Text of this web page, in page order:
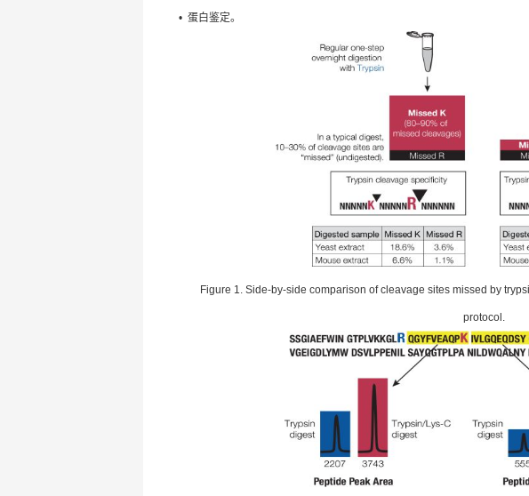
• 蛋白鉴定。
Figure 1. Side-by-side comparison of cleavage sites missed by
protocol.